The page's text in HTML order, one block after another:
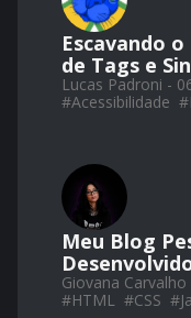
Escavando o
de Tags e
Lucas Padroni -
#Acessibilidade #
Meu Blog
Giovana
#HTML #CSS #